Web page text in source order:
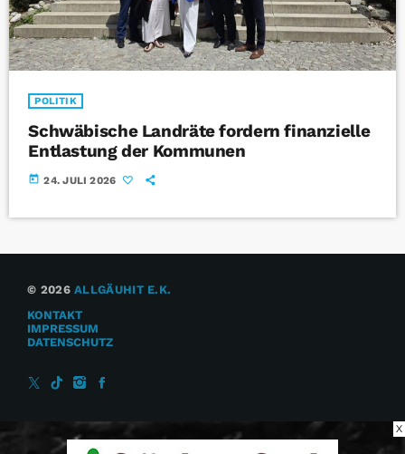
POLITIK
Schwäbische Landräte fordern finanzielle
Entlastung der Kommunen
today 24. JULI 2026
© 2026ALLGÄUHIT E.K.
KONTAKT
IMPRESSUM
DATENSCHUTZ
X